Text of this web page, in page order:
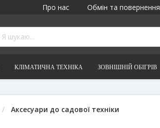
Про нас Обмін та повернення
КЛІМАТИЧНА ТЕХНІКА ЗОВНІШНІЙ ОБІГРІВ
Аксесуари до садової техніки